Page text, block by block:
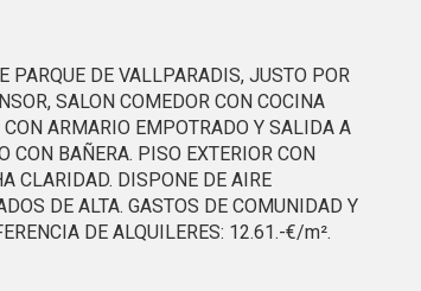
PARQUE DE VALLPARADIS, JUSTO POR
SALON COMEDOR CON COCINA
ARMARIO EMPOTRADO Y SALIDA A
CON BAÑERA. PISO EXTERIOR CON
CLARIDAD. DISPONE DE AIRE
DE ALTA. GASTOS DE COMUNIDAD Y
DE ALQUILERES: 12.61.-€/m².